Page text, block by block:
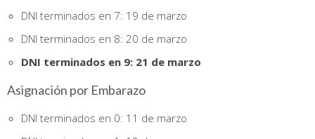
DNI terminados en 7: 19 de marzo
DNI terminados en 8: 20 de marzo
DNI terminados en 9: 21 de marzo
Asignación por Embarazo
DNI terminados en 0: 11 de marzo